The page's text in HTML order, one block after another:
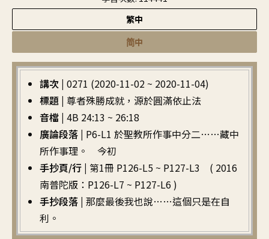
繁中
简中
講次 | 0271 (2020-11-02 ~ 2020-11-04)
標題 | 尊者殊勝成就，源於圓滿依止法
音檔 | 4B 24:13 ~ 26:18
廣論段落 | P6-L1 於聖教所作事中分二……藏中
所作事理。 今初
手抄頁/行 | 第1冊 P126-L5 ~ P127-L3 ( 2016
南普陀版：P126-L7 ~ P127-L6 )
手抄段落 | 那麼最後我也說……這個只是在自
利。